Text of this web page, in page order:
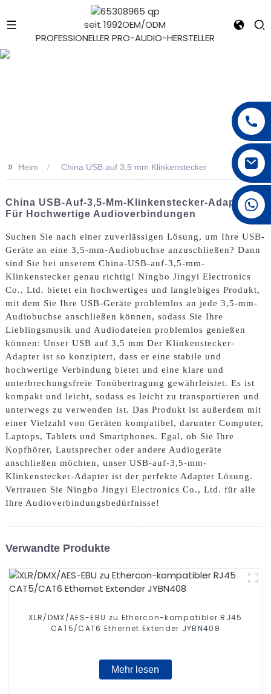
seit 1992OEM/ODM
PROFESSIONELLER PRO-AUDIO-HERSTELLER
+1 626 623 2518
>> Heim China USB auf 3,5 mm Klinkenstecker
China USB-Auf-3,5-Mm-Klinkenstecker-Adapter
Für Hochwertige Audioverbindungen
Suchen Sie nach einer zuverlässigen Lösung, um Ihre USB-
Geräte an eine 3,5-mm-Audiobuchse anzuschließen? Dann
sind Sie bei unserem China-USB-auf-3,5-mm-
Klinkenstecker genau richtig! Ningbo Jingyi Electronics
Co., Ltd. bietet ein hochwertiges und langlebiges Produkt,
mit dem Sie Ihre USB-Geräte problemlos an jede 3,5-mm-
Audiobuchse anschließen können, sodass Sie Ihre
Lieblingsmusik und Audiodateien problemlos genießen
können: Unser USB auf 3,5 mm Der Klinkenstecker-
Adapter ist so konzipiert, dass er eine stabile und
hochwertige Verbindung bietet und eine klare und
unterbrechungsfreie Tonübertragung gewährleistet. Es ist
kompakt und leicht, sodass es leicht zu transportieren und
unterwegs zu verwenden ist. Das Produkt ist außerdem mit
einer Vielzahl von Geräten kompatibel, darunter Computer,
Laptops, Tablets und Smartphones. Egal, ob Sie Ihre
Kopfhörer, Lautsprecher oder andere Audiogeräte
anschließen möchten, unser USB-auf-3,5-mm-
Klinkenstecker-Adapter ist der perfekte Adapter Lösung.
Vertrauen Sie Ningbo Jingyi Electronics Co., Ltd. für alle
Ihre Audioverbindungsbedürfnisse!
Verwandte Produkte
XLR/DMX/AES-EBU zu Ethercon-kompatibler RJ45
CAT5/CAT6 Ethernet Extender JYBN408
Mehr lesen